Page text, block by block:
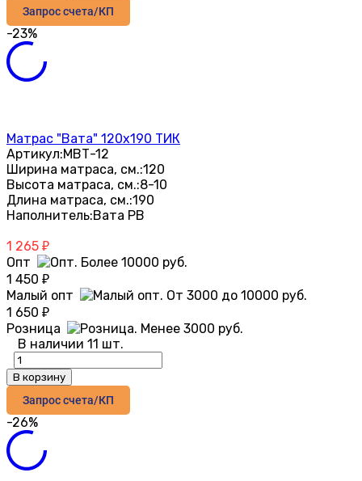
Запрос счета/КП
-23%
Матрас "Вата" 120х190 ТИК
Артикул:МВТ-12
Ширина матраса, см.:120
Высота матраса, см.:8-10
Длина матраса, см.:190
Наполнитель:Вата РВ
1 265 ₽
Опт
1 450 ₽
Малый опт
1 650 ₽
Розница
В наличии 11 шт.
В корзину
Запрос счета/КП
-26%